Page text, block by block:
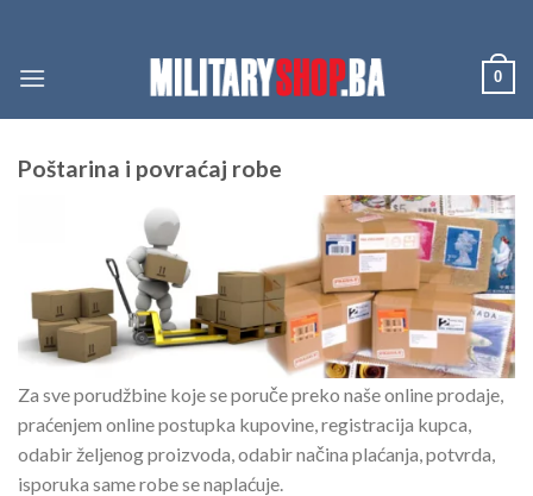
content
0
Poštarina i povraćaj robe
Za sve porudžbine koje se poruče preko naše online prodaje,
praćenjem online postupka kupovine, registracija kupca,
odabir željenog proizvoda, odabir načina plaćanja, potvrda,
isporuka same robe se naplaćuje.